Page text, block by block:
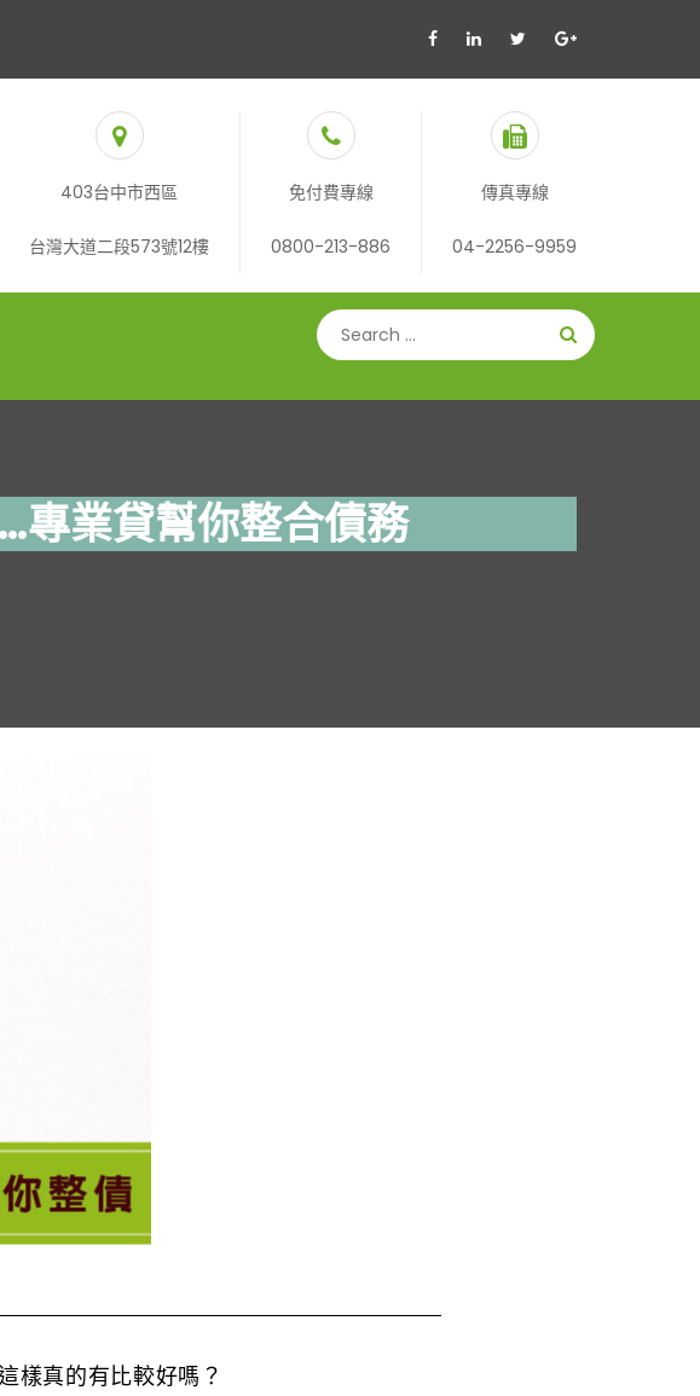
403台中市西區
台灣大道二段573號12樓
免付費專線
0800-213-886
傳真專線
04-2256-9959
專業貸幫你整合債務
樣真的有比較好嗎？